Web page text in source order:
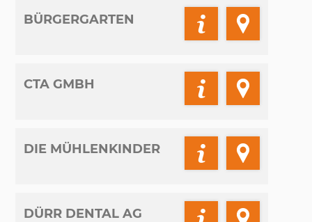
BÜRGERGARTEN
CTA GMBH
DIE MÜHLENKINDER
DÜRR DENTAL AG